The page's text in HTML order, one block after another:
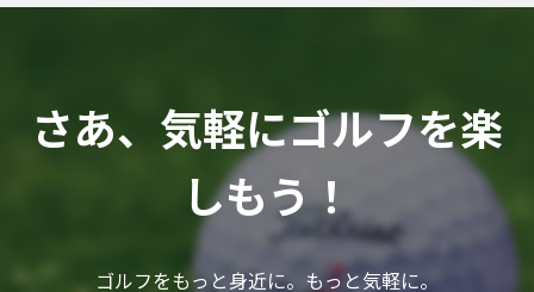
さあ、気軽にゴルフを楽
しもう！
ゴルフをもっと身近に。もっと気軽に。